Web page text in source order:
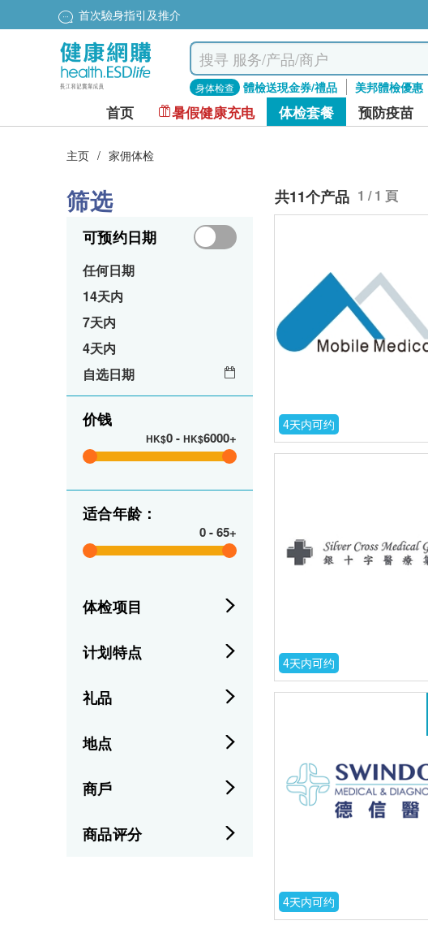
首次驗身指引及推介
身体检查 體檢送現金券/禮品 美邦體檢優惠
首页 暑假健康充电 体检套餐 预防疫苗
主页 / 家佣体检
筛选
可预约日期
任何日期
14天内
7天内
4天内
自选日期
价钱
HK$0- HK$6000+
适合年龄：
0-65+
体检项目
计划特点
礼品
地点
商戶
商品评分
共11个产品 1 / 1 頁
4天内可约
4天内可约
4天内可约